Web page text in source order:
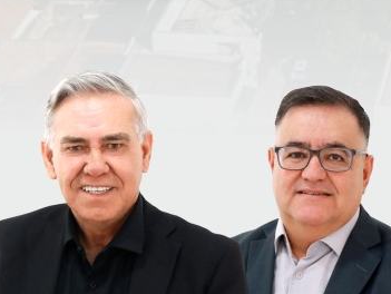
pois já está com a licitação Publicada.
Ratinho Junior, por mais essa
nas áreas Rurais.